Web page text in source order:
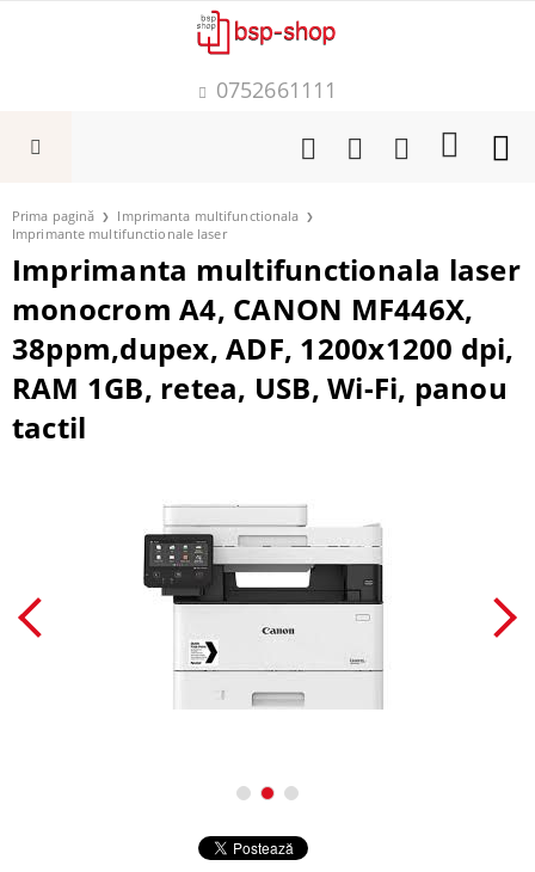
0752661111
Prima pagină
Imprimanta multifunctionala
Imprimante multifunctionale laser
Imprimanta multifunctionala laser
monocrom A4, CANON MF446X,
38ppm,dupex, ADF, 1200x1200 dpi,
RAM 1GB, retea, USB, Wi-Fi, panou
tactil